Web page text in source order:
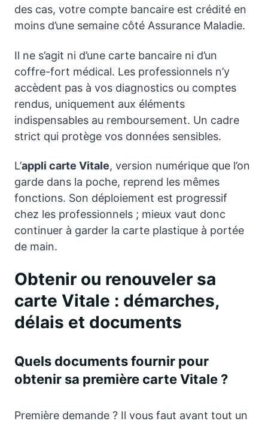
des cas, votre compte bancaire est crédité en
moins d’une semaine côté Assurance Maladie.
Il ne s’agit ni d’une carte bancaire ni d’un
coffre-fort médical. Les professionnels n’y
accèdent pas à vos diagnostics ou comptes
rendus, uniquement aux éléments
indispensables au remboursement. Un cadre
strict qui protège vos données sensibles.
L’appli carte Vitale, version numérique que l’on
garde dans la poche, reprend les mêmes
fonctions. Son déploiement est progressif
chez les professionnels ; mieux vaut donc
continuer à garder la carte plastique à portée
de main.
Obtenir ou renouveler sa
carte Vitale : démarches,
délais et documents
Quels documents fournir pour
obtenir sa première carte Vitale ?
Première demande ? Il vous faut avant tout un